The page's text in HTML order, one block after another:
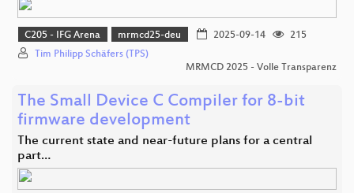
C205 - IFG Arena mrmcd25-deu 2025-09-14
215
Tim Philipp Schäfers (TPS)
MRMCD 2025 - Volle Transparenz
The Small Device C Compiler for 8-bit
firmware development
The current state and near-future plans for a central
part…